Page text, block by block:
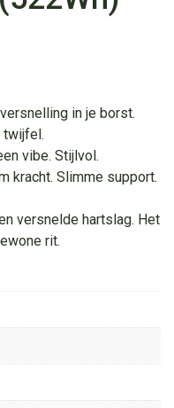
in je borst.
twijfel.
vibe. Stijlvol.
kracht. Slimme support.
versnelde hartslag. Het
rit.